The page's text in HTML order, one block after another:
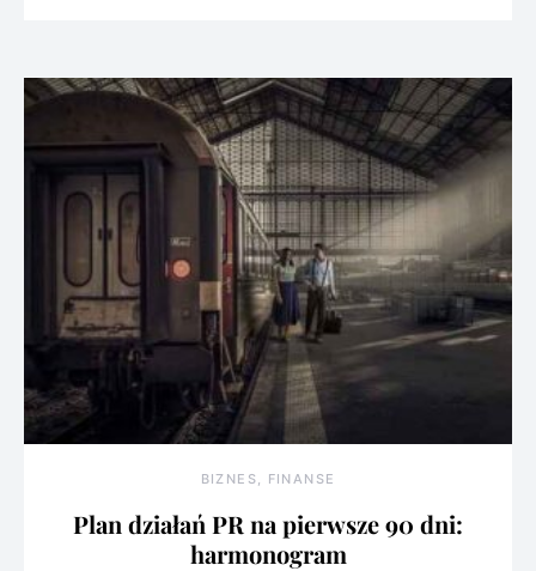
BIZNES, FINANSE
Plan działań PR na pierwsze 90 dni:
harmonogram